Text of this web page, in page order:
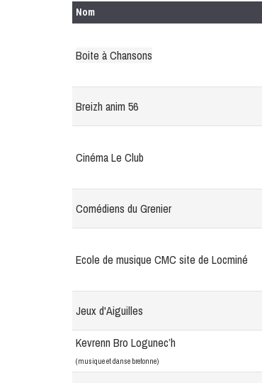
Nom
Boite à Chansons
Breizh anim 56
Cinéma Le Club
Comédiens du Grenier
Ecole de musique CMC site de Locminé
Jeux d'Aiguilles
Kevrenn Bro Logunec’h
(musique et danse bretonne)